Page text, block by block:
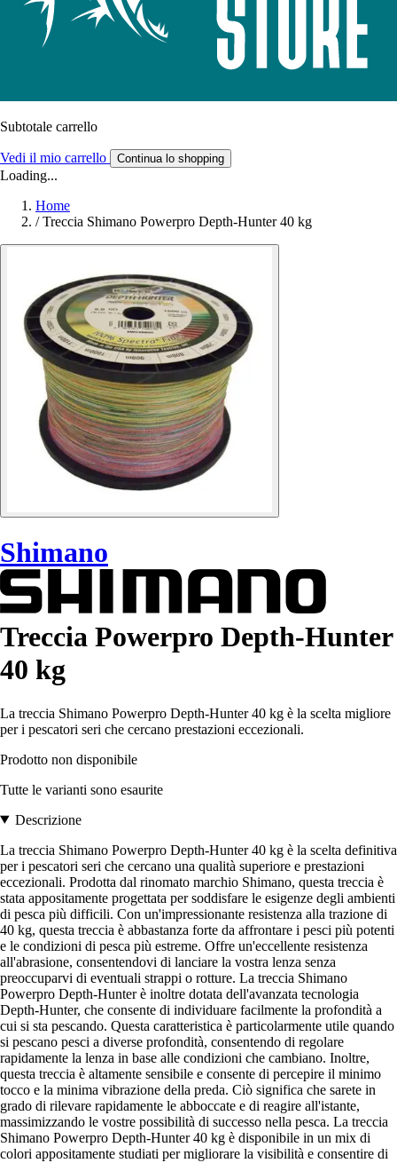
Subtotale carrello
Vedi il mio carrello Continua lo shopping
Loading...
Home
/ Treccia Shimano Powerpro Depth-Hunter 40 kg
Shimano
Treccia Powerpro Depth-Hunter
40 kg
La treccia Shimano Powerpro Depth-Hunter 40 kg è la scelta migliore
per i pescatori seri che cercano prestazioni eccezionali.
Prodotto non disponibile
Tutte le varianti sono esaurite
Descrizione
La treccia Shimano Powerpro Depth-Hunter 40 kg è la scelta definitiva
per i pescatori seri che cercano una qualità superiore e prestazioni
eccezionali. Prodotta dal rinomato marchio Shimano, questa treccia è
stata appositamente progettata per soddisfare le esigenze degli ambienti
di pesca più difficili. Con un'impressionante resistenza alla trazione di
40 kg, questa treccia è abbastanza forte da affrontare i pesci più potenti
e le condizioni di pesca più estreme. Offre un'eccellente resistenza
all'abrasione, consentendovi di lanciare la vostra lenza senza
preoccuparvi di eventuali strappi o rotture. La treccia Shimano
Powerpro Depth-Hunter è inoltre dotata dell'avanzata tecnologia
Depth-Hunter, che consente di individuare facilmente la profondità a
cui si sta pescando. Questa caratteristica è particolarmente utile quando
si pescano pesci a diverse profondità, consentendo di regolare
rapidamente la lenza in base alle condizioni che cambiano. Inoltre,
questa treccia è altamente sensibile e consente di percepire il minimo
tocco e la minima vibrazione della preda. Ciò significa che sarete in
grado di rilevare rapidamente le abboccate e di reagire all'istante,
massimizzando le vostre possibilità di successo nella pesca. La treccia
Shimano Powerpro Depth-Hunter 40 kg è disponibile in un mix di
colori appositamente studiati per migliorare la visibilità e consentire di